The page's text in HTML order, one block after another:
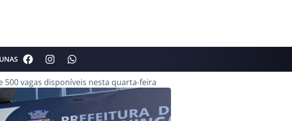
500 vagas disponíveis nesta quarta-feira